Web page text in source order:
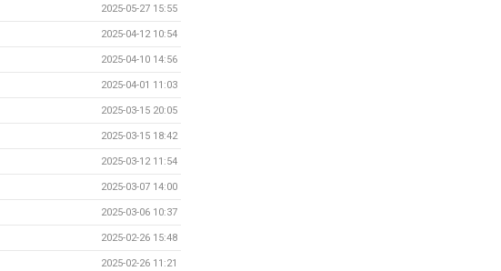
2025-05-27 15:55
2025-04-12 10:54
2025-04-10 14:56
2025-04-01 11:03
2025-03-15 20:05
2025-03-15 18:42
2025-03-12 11:54
2025-03-07 14:00
2025-03-06 10:37
2025-02-26 15:48
2025-02-26 11:21